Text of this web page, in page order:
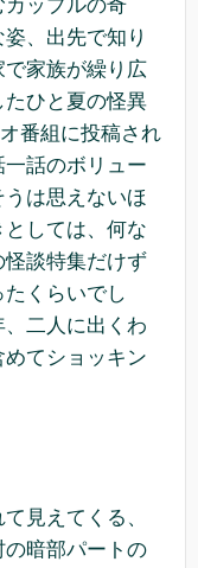
カップルの奇
、出先で知り
家族が繰り広
ひと夏の怪異
番組に投稿され
話のボリュー
は思えないほ
しては、何な
怪談特集だけず
くらいでし
二人に出くわ
てショッキン
見えてくる、
暗部パートの